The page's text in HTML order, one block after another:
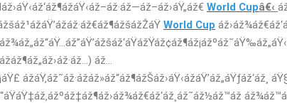
World Cupâ€‹
World Cup
áž…
ážáŸ‚áž˜áž·ážáž»áž“áž¶ážŠáž›áŸ‹ážáŸ’áž„áŸƒáž‘áž¸